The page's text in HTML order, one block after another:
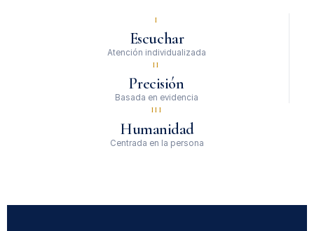
I
Escuchar
Atención individualizada
II
Precisión
Basada en evidencia
III
Humanidad
Centrada en la persona